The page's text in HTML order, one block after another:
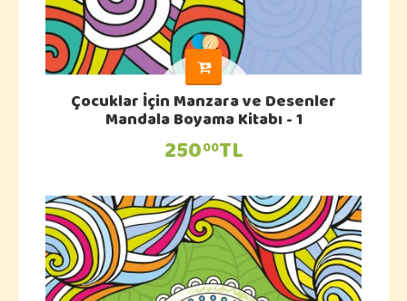
Çocuklar İçin Manzara ve Desenler
Mandala Boyama Kitabı - 1
25000TL